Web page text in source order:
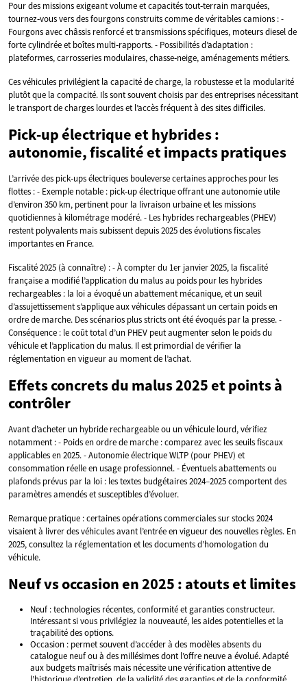
Pour des missions exigeant volume et capacités tout‑terrain marquées,
tournez‑vous vers des fourgons construits comme de véritables camions : -
Fourgons avec châssis renforcé et transmissions spécifiques, moteurs diesel de
forte cylindrée et boîtes multi‑rapports. - Possibilités d’adaptation :
plateformes, carrosseries modulaires, chasse‑neige, aménagements métiers.
Ces véhicules privilégient la capacité de charge, la robustesse et la modularité
plutôt que la compacité. Ils sont souvent choisis par des entreprises nécessitant
le transport de charges lourdes et l’accès fréquent à des sites difficiles.
Pick‑up électrique et hybrides :
autonomie, fiscalité et impacts pratiques
L’arrivée des pick‑ups électriques bouleverse certaines approches pour les
flottes : - Exemple notable : pick‑up électrique offrant une autonomie utile
d’environ 350 km, pertinent pour la livraison urbaine et les missions
quotidiennes à kilométrage modéré. - Les hybrides rechargeables (PHEV)
restent polyvalents mais subissent depuis 2025 des évolutions fiscales
importantes en France.
Fiscalité 2025 (à connaître) : - À compter du 1er janvier 2025, la fiscalité
française a modifié l’application du malus au poids pour les hybrides
rechargeables : la loi a évoqué un abattement mécanique, et un seuil
d’assujettissement s’applique aux véhicules dépassant un certain poids en
ordre de marche. Des scénarios plus stricts ont été évoqués par la presse. -
Conséquence : le coût total d’un PHEV peut augmenter selon le poids du
véhicule et l’application du malus. Il est primordial de vérifier la
réglementation en vigueur au moment de l’achat.
Effets concrets du malus 2025 et points à
contrôler
Avant d’acheter un hybride rechargeable ou un véhicule lourd, vérifiez
notamment : - Poids en ordre de marche : comparez avec les seuils fiscaux
applicables en 2025. - Autonomie électrique WLTP (pour PHEV) et
consommation réelle en usage professionnel. - Éventuels abattements ou
plafonds prévus par la loi : les textes budgétaires 2024–2025 comportent des
paramètres amendés et susceptibles d’évoluer.
Remarque pratique : certaines opérations commerciales sur stocks 2024
visaient à livrer des véhicules avant l’entrée en vigueur des nouvelles règles. En
2025, consultez la réglementation et les documents d’homologation du
véhicule.
Neuf vs occasion en 2025 : atouts et limites
Neuf : technologies récentes, conformité et garanties constructeur.
Intéressant si vous privilégiez la nouveauté, les aides potentielles et la
traçabilité des options.
Occasion : permet souvent d’accéder à des modèles absents du
catalogue neuf ou à des millésimes dont l’offre neuve a évolué. Adapté
aux budgets maîtrisés mais nécessite une vérification attentive de